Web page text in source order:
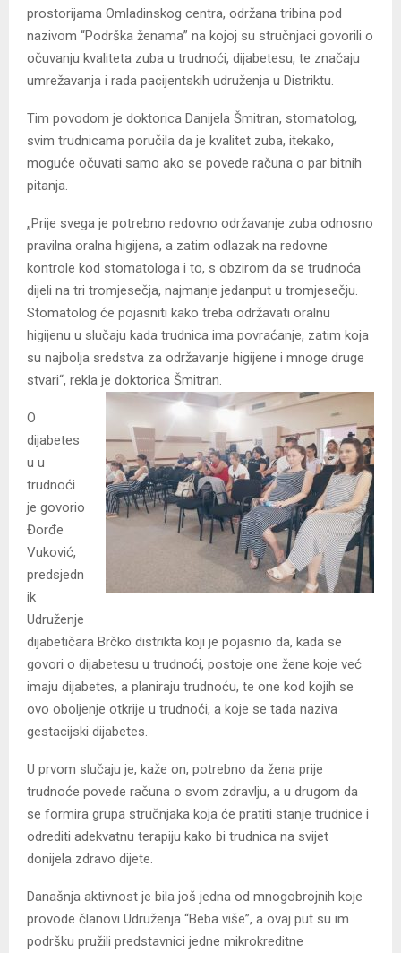
prostorijama Omladinskog centra, održana tribina pod
nazivom “Podrška ženama” na kojoj su stručnjaci govorili o
očuvanju kvaliteta zuba u trudnoći, dijabetesu, te značaju
umrežavanja i rada pacijentskih udruženja u Distriktu.
Tim povodom je doktorica Danijela Šmitran, stomatolog,
svim trudnicama poručila da je kvalitet zuba, itekako,
moguće očuvati samo ako se povede računa o par bitnih
pitanja.
„Prije svega je potrebno redovno održavanje zuba odnosno
pravilna oralna higijena, a zatim odlazak na redovne
kontrole kod stomatologa i to, s obzirom da se trudnoća
dijeli na tri tromjesečja, najmanje jedanput u tromjesečju.
Stomatolog će pojasniti kako treba održavati oralnu
higijenu u slučaju kada trudnica ima povraćanje, zatim koja
su najbolja sredstva za održavanje higijene i mnoge druge
stvari“, rekla je doktorica Šmitran.
O
dijabetes
u u
trudnoći
je govorio
Đorđe
Vuković,
predsjedn
ik
Udruženje
dijabetičara Brčko distrikta koji je pojasnio da, kada se
govori o dijabetesu u trudnoći, postoje one žene koje već
imaju dijabetes, a planiraju trudnoću, te one kod kojih se
ovo oboljenje otkrije u trudnoći, a koje se tada naziva
gestacijski dijabetes.
U prvom slučaju je, kaže on, potrebno da žena prije
trudnoće povede računa o svom zdravlju, a u drugom da
se formira grupa stručnjaka koja će pratiti stanje trudnice i
odrediti adekvatnu terapiju kako bi trudnica na svijet
donijela zdravo dijete.
Današnja aktivnost je bila još jedna od mnogobrojnih koje
provode članovi Udruženja “Beba više”, a ovaj put su im
podršku pružili predstavnici jedne mikrokreditne